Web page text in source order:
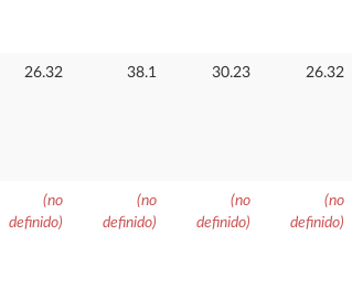
26.32 38.1 30.23 26.32
(no
definido)
(no
definido)
(no
definido)
(no
definido)